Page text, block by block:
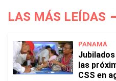
LAS MÁS LEÍDAS
PANAMÁ
las
CSS en